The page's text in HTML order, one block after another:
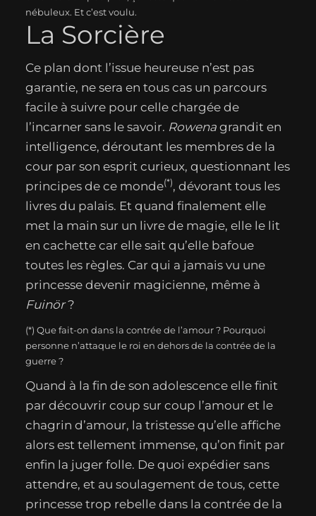
nébuleux. Et c’est voulu.
La Sorcière
Ce plan dont l’issue heureuse n’est pas
garantie, ne sera en tous cas un parcours
facile à suivre pour celle chargée de
l’incarner sans le savoir. Rowena grandit en
intelligence, déroutant les membres de la
cour par son esprit curieux, questionnant les
principes de ce monde(*), dévorant tous les
livres du palais. Et quand finalement elle
met la main sur un livre de magie, elle le lit
en cachette car elle sait qu’elle bafoue
toutes les règles. Car qui a jamais vu une
princesse devenir magicienne, même à
Fuinör?
(*) Que fait-on dans la contrée de l’amour ? Pourquoi
personne n’attaque le roi en dehors de la contrée de la
guerre ?
Quand à la fin de son adolescence elle finit
par découvrir coup sur coup l’amour et le
chagrin d’amour, la tristesse qu’elle affiche
alors est tellement immense, qu’on finit par
enfin la juger folle. De quoi expédier sans
attendre, et au soulagement de tous, cette
princesse trop rebelle dans la contrée de la